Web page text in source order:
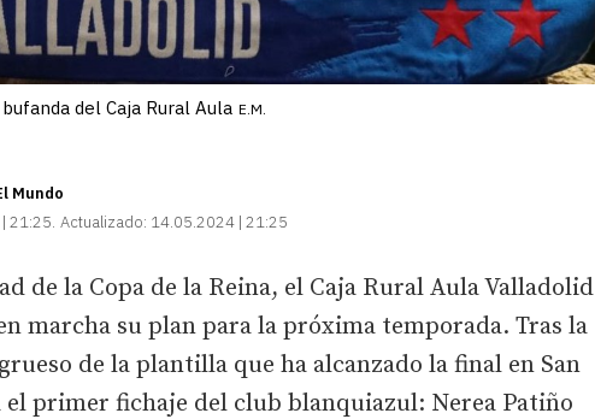
del Caja Rural Aula E.M.
Mundo
21:25 Actualizado: 14.05.2024 | 21:25
de la Copa de la Reina, el Caja Rural Aula Valladolid
marcha su plan para la próxima temporada. Tras la
de la plantilla que ha alcanzado la final en San
el primer fichaje del club blanquiazul: Nerea Patiño